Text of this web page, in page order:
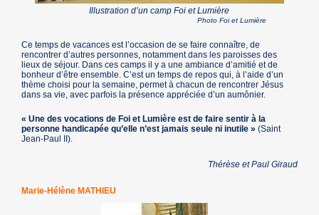
Illustration d’un camp Foi et Lumière
Photo Foi et Lumière
Ce temps de vacances est l’occasion de se faire connaître, de
rencontrer d’autres personnes, notamment dans les paroisses des
lieux de séjour. Dans ces camps il y a une ambiance d’amitié et de
bonheur d’être ensemble. C’est un temps de repos qui, à l’aide d’un
thème choisi pour la semaine, permet à chacun de rencontrer Jésus
dans sa vie, avec parfois la présence appréciée d’un aumônier.
« Une des vocations de Foi et Lumière est de faire sentir à la
personne handicapée qu’elle n’est jamais seule ni inutile »(Saint
Jean-Paul II).
Thérèse et Paul Giraud
Marie-Hélène MATHIEU